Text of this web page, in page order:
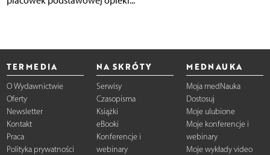
TERMEDIA
O Wydawnictwie
Oferty
Newsletter
Kontakt
Praca
Polityka prywatności
NA SKRÓTY
Serwisy
Czasopisma
Książki
eBooki
Konferencje i
webinary
MEDNAUKA
Moja medNauka
Dostosuj
Moje ulubione
Moje konferencje i
webinary
Moje wykłady video